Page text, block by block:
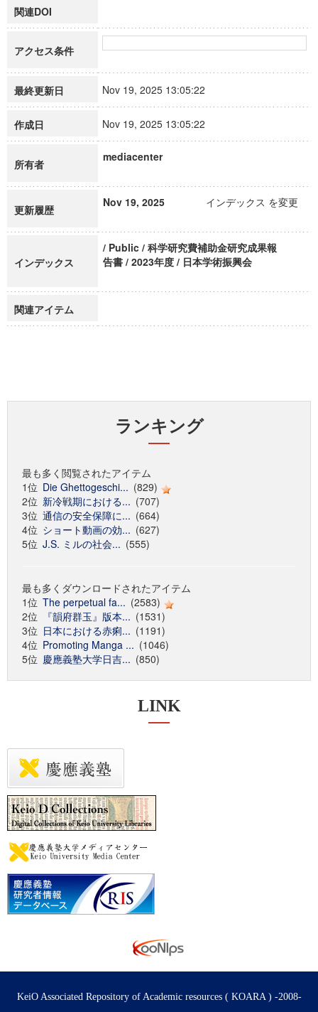
関連DOI
アクセス条件
最終更新日 Nov 19, 2025 13:05:22
作成日 Nov 19, 2025 13:05:22
所有者
mediacenter
更新履歴
Nov 19, 2025 インデックス を変更
インデックス
/ Public / 科学研究費補助金研究成果報
告書 / 2023年度 / 日本学術振興会
関連アイテム
ランキング
最も多く閲覧されたアイテム
1位 Die Ghettogeschi... (829)
2位 新冷戦期における... (707)
3位 通信の安全保障に... (664)
4位 ショート動画の効... (627)
5位 J.S. ミルの社会... (555)
最も多くダウンロードされたアイテム
1位 The perpetual fa... (2583)
2位
『韻府群玉』版本... (1531)
3位 日本における赤痢... (1191)
4位 Promoting Manga ... (1046)
5位 慶應義塾大学日吉... (850)
LINK
KeiO Associated Repository of Academic resources ( KOARA ) -2008-